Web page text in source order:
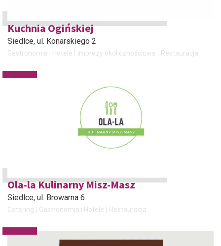
Kuchnia Ogińskiej
Siedlce, ul. Konarskiego 2
Gastronomia i Hotele Imprezy okolicznościowe Restauracja
Ola-la Kulinarny Misz-Masz
Siedlce, ul. Browarna 6
Catering Gastronomia i Hotele Restauracja